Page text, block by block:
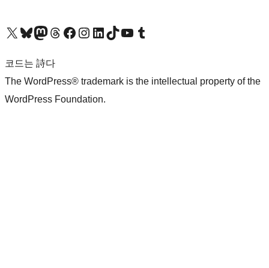
X(이전 트위터) 계정 방문하기블루스카이 계정 방문하기마스토돈 계정 방문하기스레드 계정 방문하기 페이스북 페이지 방문하기인스타그램 계정 방문하기 LinkedIn 계정 방문하기틱톡 계정 방문하기유튜브 채널 방문하기 텀블러 계정 방문하기
코드는 詩다
The WordPress® trademark is the intellectual property of the
WordPress Foundation.